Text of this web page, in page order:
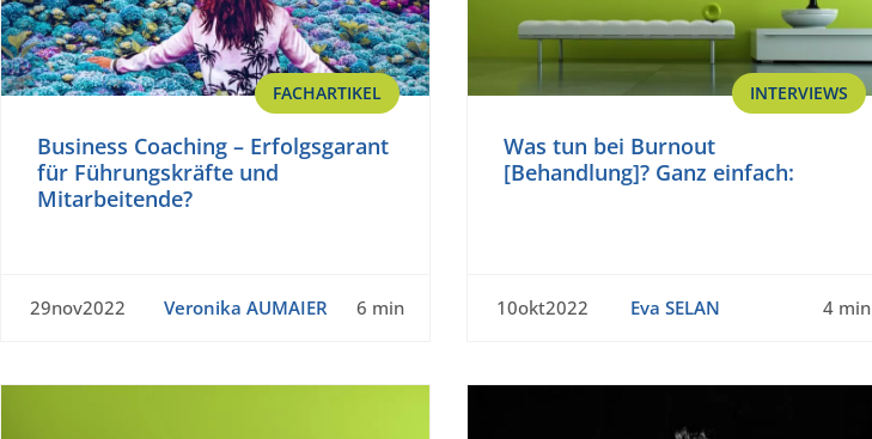
FACHARTIKEL
Business Coaching – Erfolgsgarant
für Führungskräfte und
Mitarbeitende?
29nov2022 Veronika AUMAIER 6 min
INTERVIEWS
Was tun bei Burnout
[Behandlung]? Ganz einfach:
10okt2022 Eva SELAN 4 min